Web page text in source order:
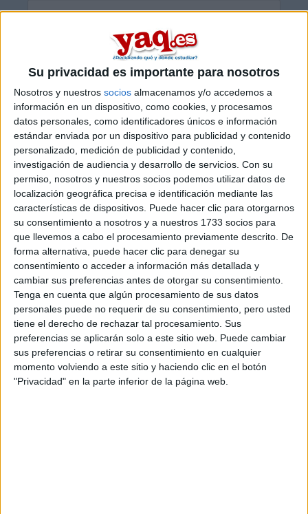
Su privacidad es importante para nosotros
Nosotros y nuestros socios almacenamos y/o accedemos a
información en un dispositivo, como cookies, y procesamos
datos personales, como identificadores únicos e información
estándar enviada por un dispositivo para publicidad y contenido
personalizado, medición de publicidad y contenido,
investigación de audiencia y desarrollo de servicios. Con su
permiso, nosotros y nuestros socios podemos utilizar datos de
localización geográfica precisa e identificación mediante las
características de dispositivos. Puede hacer clic para otorgarnos
su consentimiento a nosotros y a nuestros 1733 socios para
que llevemos a cabo el procesamiento previamente descrito. De
forma alternativa, puede hacer clic para denegar su
consentimiento o acceder a información más detallada y
cambiar sus preferencias antes de otorgar su consentimiento.
Tenga en cuenta que algún procesamiento de sus datos
personales puede no requerir de su consentimiento, pero usted
tiene el derecho de rechazar tal procesamiento. Sus
preferencias se aplicarán solo a este sitio web. Puede cambiar
sus preferencias o retirar su consentimiento en cualquier
momento volviendo a este sitio y haciendo clic en el botón
"Privacidad" en la parte inferior de la página web.
¿Qué quieres preguntar?*
Escribe aquí las dudas o preguntas que te gustaría que te
respondieran: plazos de preinscripción, precios, plazas
disponibles…:
Acepto lostérminos y condicionesy lapolítica de
privacidad :*
Información básica sobre protección de datos
Responsable:Compás Mediterráneo SL (Editora de la